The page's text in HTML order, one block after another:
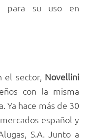
para su uso en
el sector, Novellini
con la misma
Ya hace más de 30
español y
S.A. Junto a